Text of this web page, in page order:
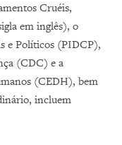
Cruéis,
em inglês), o
e Políticos (PIDCP),
(CDC) e a
(CEDH), bem
incluem